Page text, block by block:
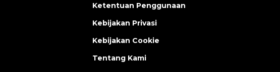
Ketentuan Penggunaan
Kebijakan Privasi
Kebijakan Cookie
Tentang Kami